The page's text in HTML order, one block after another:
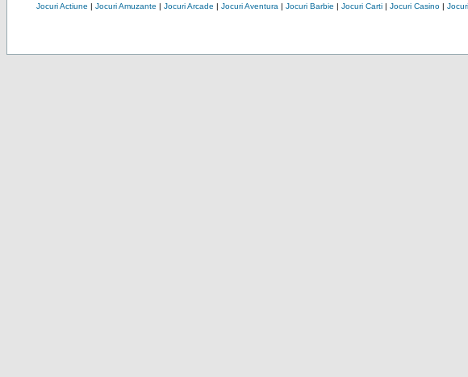
Jocuri Actiune | Jocuri Amuzante | Jocuri Arcade | Jocuri Aventura | Jocuri Barbie | Jocuri Carti| Jocuri Casino|